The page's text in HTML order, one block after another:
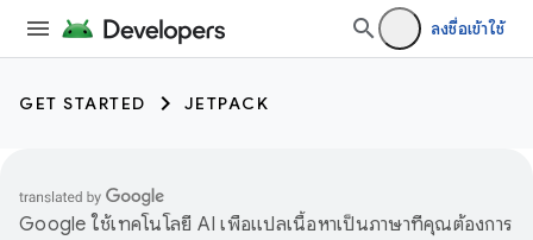
ลงชื่อเข้าใช้
GET STARTED JETPACK
Google ใช้เทคโนโลยี AI เพื่อแปลเนื้อหาเป็นภาษาที่คุณต้องการ